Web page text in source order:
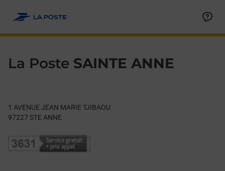
La Poste SAINTE ANNE
1 AVENUE JEAN MARIE TJIBAOU
97227 STE ANNE